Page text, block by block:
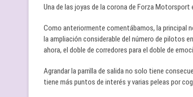
Una de las joyas de la corona de Forza Motorsport
Como anteriormente comentábamos, la principal
la ampliación considerable del número de pilotos
ahora, el doble de corredores para el doble de
Agrandar la parrilla de salida no solo tiene
tiene más puntos de interés y varias peleas por